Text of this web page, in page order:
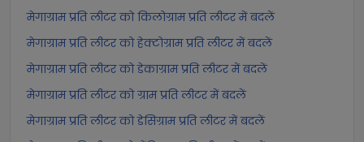
मेगाग्राम प्रति लीटर को किलोग्राम प्रति लीटर में बदलें
मेगाग्राम प्रति लीटर को हेक्टोग्राम प्रति लीटर में बदलें
मेगाग्राम प्रति लीटर को डेकाग्राम प्रति लीटर में बदलें
मेगाग्राम प्रति लीटर को ग्राम प्रति लीटर में बदलें
मेगाग्राम प्रति लीटर को डेसिग्राम प्रति लीटर में बदलें